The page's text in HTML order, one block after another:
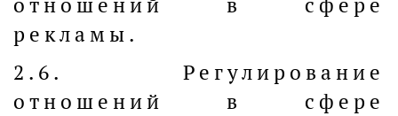
рекламы.
2.6. Регулирование
отношений в сфере